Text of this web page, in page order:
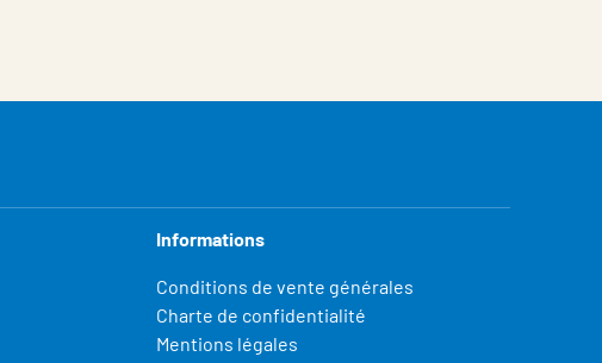
Informations
Conditions de vente générales
Charte de confidentialité
Mentions légales